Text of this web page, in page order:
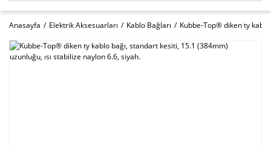
Anasayfa Elektrik Aksesuarları Kablo Bağları Kubbe-Top® diken ty